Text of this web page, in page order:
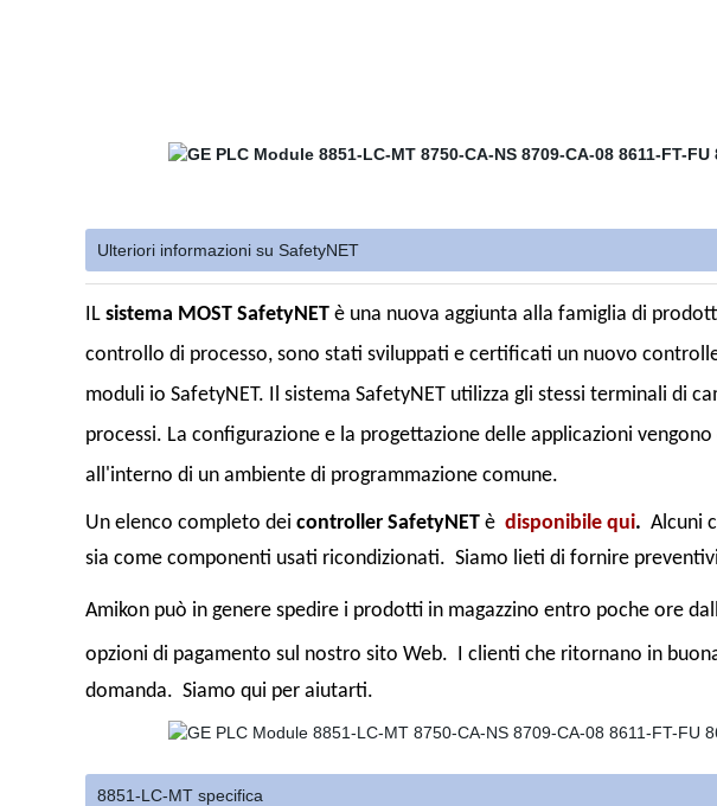
Ulteriori informazioni su SafetyNET
IL sistema MOST SafetyNET è una nuova aggiunta alla famiglia di
controllo di processo, sono stati sviluppati e certificati un nuovo
moduli io SafetyNET. Il sistema SafetyNET utilizza gli stessi terminali
processi. La configurazione e la progettazione delle applicazioni
all'interno di un ambiente di programmazione comune.
Un elenco completo dei controller SafetyNET è disponibile qui. Alcuni
sia come componenti usati ricondizionati. Siamo lieti di fornire
Amikon può in genere spedire i prodotti in magazzino entro poche ore
opzioni di pagamento sul nostro sito Web. I clienti che ritornano in
domanda. Siamo qui per aiutarti.
8851-LC-MT specifica